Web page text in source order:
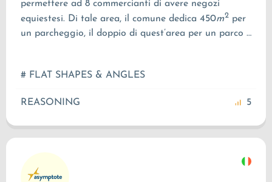
permettere ad 8 commercianti di avere negozi
equiestesi. Di tale area, il comune dedica 450m2per
un parcheggio, il doppio di quest’area per un parco e
costruire i propri negozi? Esprimi il risultato in
# FLAT SHAPES & ANGLES
REASONING 5